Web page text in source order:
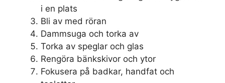
i en plats
Bli av med röran
Dammsuga och torka av
Torka av speglar och glas
Rengöra bänkskivor och ytor
Fokusera på badkar, handfat och